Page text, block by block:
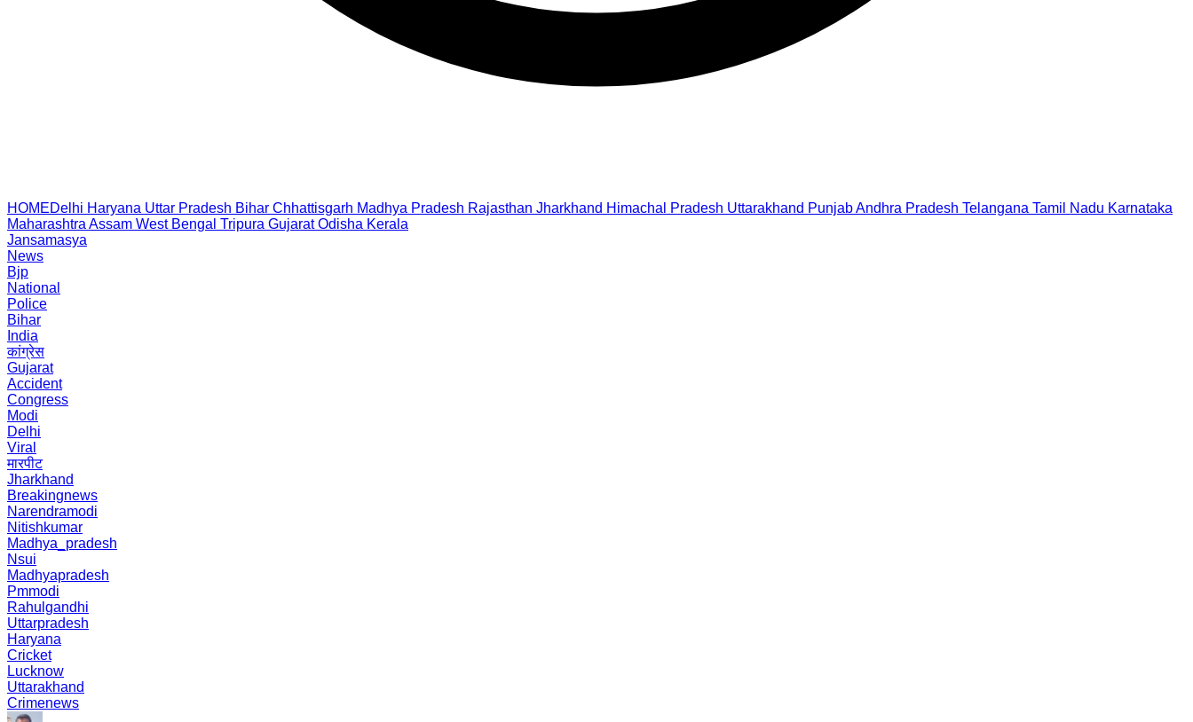
HOMEDelhi Haryana Uttar Pradesh Bihar Chhattisgarh Madhya Pradesh Rajasthan Jharkhand Himachal Pradesh Uttarakhand PunjabAndhra Pradesh Telangana Tamil Nadu Karnataka
Maharashtra Assam West Bengal Tripura Gujarat Odisha Kerala
Jansamasya
News
Bjp
National
Police
Bihar
India
कांग्रेस
Gujarat
Accident
Congress
Modi
Delhi
Viral
मारपीट
Jharkhand
Breakingnews
Narendramodi
Nitishkumar
Madhya_pradesh
Nsui
Madhyapradesh
Pmmodi
Rahulgandhi
Uttarpradesh
Haryana
Cricket
Lucknow
Uttarakhand
Crimenews